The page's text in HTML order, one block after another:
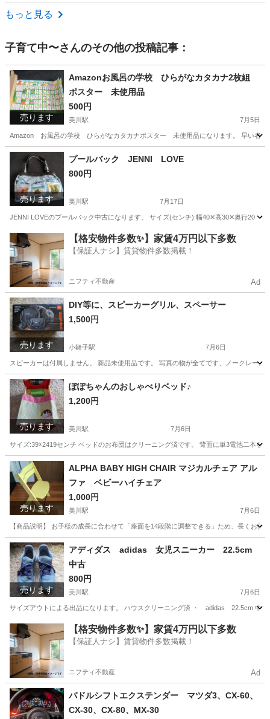
石川 加賀市
もっと見る
子育て中〜さんのその他の投稿記事：
売ります
Amazonお風呂の学校 ひらがなカタカナ2枚組
ポスター 未使用品
500円
美川駅 7月5日
Amazon お風呂の学校 ひらがなカタカナポスター 未使用品になります。 早い者勝
石川 能美郡 美川駅 キッズ用品
売ります
プールバック JENNI LOVE
800円
美川駅 7月17日
JENNI LOVEのプールバック中古になります。 サイズ(センチ):幅40✕高30✕奥行20
石川 能美郡 美川駅 その他 JENNI
【格安物件多数✨】家賃4万円以下多数
【保証人ナシ】賃貸物件多数掲載！
ニフティ不動産 Ad
売ります
DIY等に、スピーカーグリル、スペーサー
1,500円
小舞子駅 7月6日
スピーカーは付属しません。 新品未使用品です。 写真の物が全てです、ノークレー
石川 能美市 小舞子駅 カーオーディオ スペーサー
売ります
ぽぽちゃんのおしゃべりベッド♪
1,200円
美川駅 7月6日
サイズ:39☓2419センチ ベッドのお布団はクリーニング済です。 背面に単3電池二本
石川 能美郡
売ります
ALPHA BABY HIGH CHAIR マジカルチェア アル
ファ ベビーハイチェア
1,000円
美川駅 7月6日
【商品説明】 お子様の成長に合わせて「座面を14段階に調整できる」ため、長くお
石川 能美郡 美川駅 マジカルチェア
売ります
アディダス adidas 女児スニーカー 22.5cm
中古
800円
美川駅 7月6日
サイズアウトによる出品になります。 ハウスクリーニング済 ・ adidas 22.5cm 中古
石川 能美郡 美川駅 靴 adidas
【格安物件多数✨】家賃4万円以下多数
【保証人ナシ】賃貸物件多数掲載！
ニフティ不動産 Ad
パドルシフトエクステンダー マツダ3、CX-60、
CX-30、CX-80、MX-30